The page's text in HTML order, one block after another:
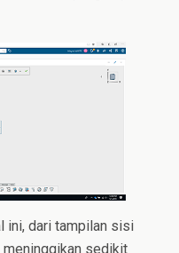
ini, dari tampilan sisi
meninggikan sedikit